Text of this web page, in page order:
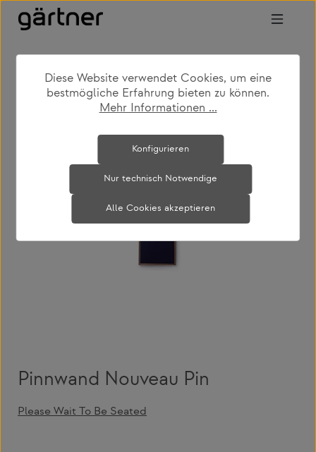
Zum Hauptinhalt springen
shop produkte
accessoires
büroaccessoires
Bildergalerie überspringen
Pinnwand Nouveau Pin
Please Wait To Be Seated
Diese Website verwendet Cookies, um eine
bestmögliche Erfahrung bieten zu können.
Mehr Informationen ...
Nur technisch Notwendige
Konfigurieren
Alle Cookies akzeptieren